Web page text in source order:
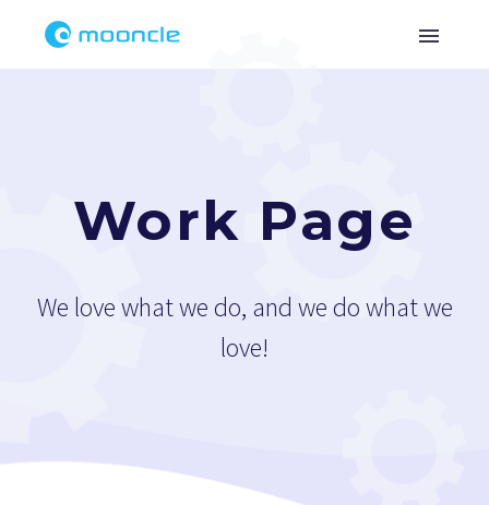
Work Page
We love what we do, and we do what we
love!